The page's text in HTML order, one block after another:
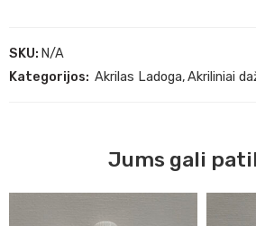
SKU: N/A
Kategorijos: Akrilas Ladoga,Akriliniai
Jums gali